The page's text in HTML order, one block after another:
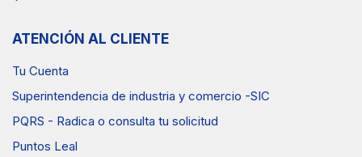
ATENCIÓN AL CLIENTE
Tu Cuenta
Superintendencia de industria y comercio -SIC
PQRS - Radica o consulta tu solicitud
Puntos Leal